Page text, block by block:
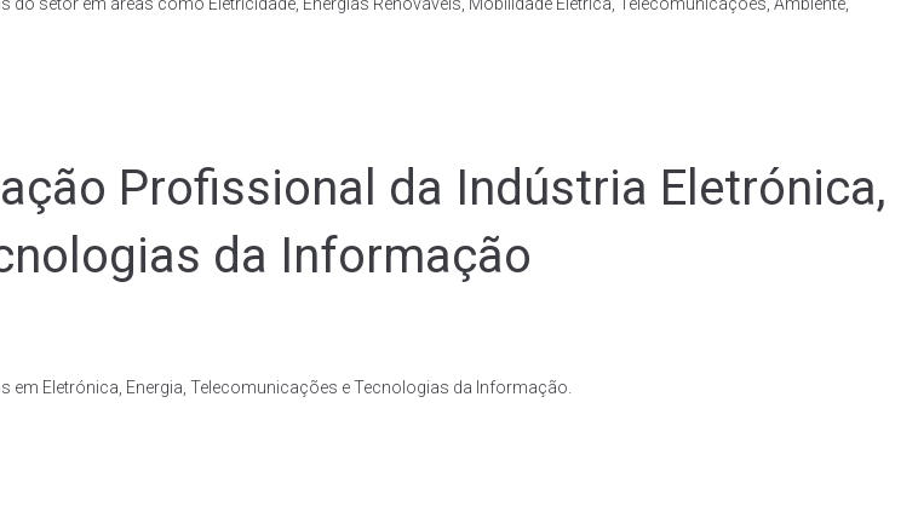
setor em áreas como Eletricidade, Energias Renováveis, Mobilidade Elétrica, Telecomunicações, Ambiente,
Profissional da Indústria Eletrónica,
da Informação
em Eletrónica, Energia, Telecomunicações e Tecnologias da Informação.